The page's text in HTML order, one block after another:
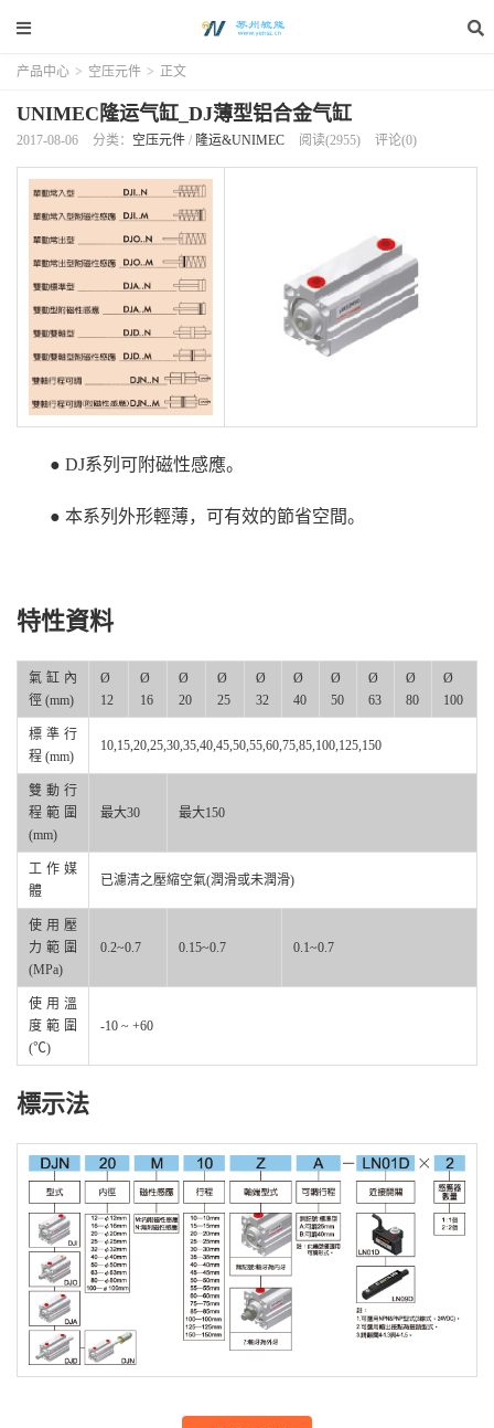
产品中心 > 空压元件 > 正文
UNIMEC隆运气缸_DJ薄型铝合金气缸
2017-08-06 分类： 空压元件 / 隆运&UNIMEC 阅读(2955) 评论(0)
● DJ系列可附磁性感應。
● 本系列外形輕薄，可有效的節省空間。
特性資料
氣缸內
徑 (mm)
Ø
12
Ø
16
Ø
20
Ø
25
Ø
32
Ø
40
Ø
50
Ø
63
Ø
80
Ø
100
標準行
程 (mm)
10,15,20,25,30,35,40,45,50,55,60,75,85,100,125,150
雙動行
程範圍
(mm)
最大30 最大150
工作媒
體
已濾清之壓縮空氣(潤滑或未潤滑)
使用壓
力範圍
(MPa)
0.2~0.7 0.15~0.7 0.1~0.7
使用溫
度範圍
(℃)
-10 ~ +60
標示法